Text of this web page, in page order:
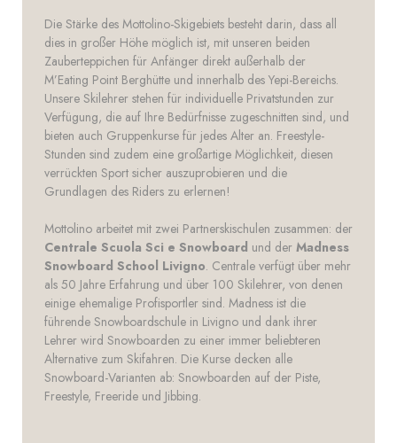
Die Stärke des Mottolino-Skigebiets besteht darin, dass all
dies in großer Höhe möglich ist, mit unseren beiden
Zauberteppichen für Anfänger direkt außerhalb der
M’Eating Point Berghütte und innerhalb des Yepi-Bereichs.
Unsere Skilehrer stehen für individuelle Privatstunden zur
Verfügung, die auf Ihre Bedürfnisse zugeschnitten sind, und
bieten auch Gruppenkurse für jedes Alter an. Freestyle-
Stunden sind zudem eine großartige Möglichkeit, diesen
verrückten Sport sicher auszuprobieren und die
Grundlagen des Riders zu erlernen!
Mottolino arbeitet mit zwei Partnerskischulen zusammen: der
Centrale Scuola Sci e Snowboard und der Madness
Snowboard School Livigno. Centrale verfügt über mehr
als 50 Jahre Erfahrung und über 100 Skilehrer, von denen
einige ehemalige Profisportler sind. Madness ist die
führende Snowboardschule in Livigno und dank ihrer
Lehrer wird Snowboarden zu einer immer beliebteren
Alternative zum Skifahren. Die Kurse decken alle
Snowboard-Varianten ab: Snowboarden auf der Piste,
Freestyle, Freeride und Jibbing.